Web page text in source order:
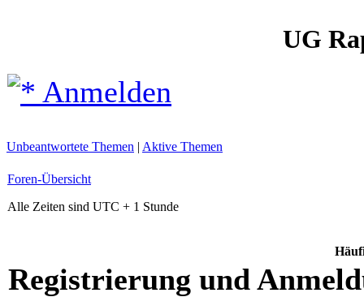
UG
Anmelden
Unbeantwortete Themen | Aktive Themen
Foren-Übersicht
Alle Zeiten sind UTC + 1 Stunde
Registrierung und